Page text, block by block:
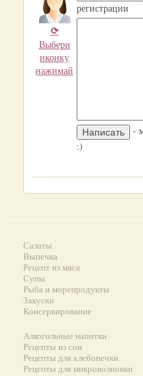
⟳
Выбери
иконку
нажимай
регистрации
-
:)
Салаты
Выпечка
Рецепт из мяса
Супы
Рыба и морепродукты
Закуски
Консервирование
Алкогольные напитки
Рецепты из сои
Рецепты для хлебопечки
Рецепты для микроволновки